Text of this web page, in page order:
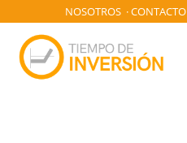
NOSOTROS ·CONTACTO